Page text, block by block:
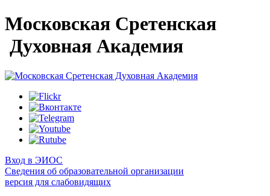
Московская Сретенская
Духовная Академия
Вход в ЭИОС
Сведения об образовательной организации
версия для слабовидящих